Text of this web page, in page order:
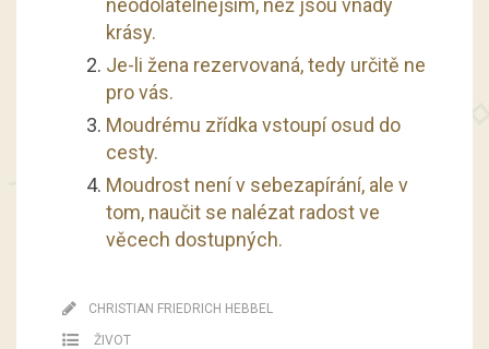
neodolatelnějším, než jsou vnady
krásy.
Je-li žena rezervovaná, tedy určitě ne
pro vás.
Moudrému zřídka vstoupí osud do
cesty.
Moudrost není v sebezapírání, ale v
tom, naučit se nalézat radost ve
věcech dostupných.
CHRISTIAN FRIEDRICH HEBBEL
ŽIVOT